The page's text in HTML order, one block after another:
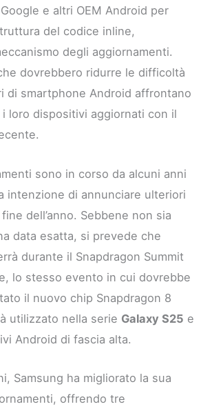
e altri OEM Android per
del codice inline,
degli aggiornamenti.
dovrebbero ridurre le difficoltà
di smartphone Android affrontano
loro dispositivi aggiornati con il
sono in corso da alcuni anni
intenzione di annunciare ulteriori
dell’anno. Sebbene non sia
data esatta, si prevede che
durante il Snapdragon Summit
lo stesso evento in cui dovrebbe
il nuovo chip Snapdragon 8
utilizzato nella serie Galaxy S25 e
Android di fascia alta.
Samsung ha migliorato la sua
offrendo tre